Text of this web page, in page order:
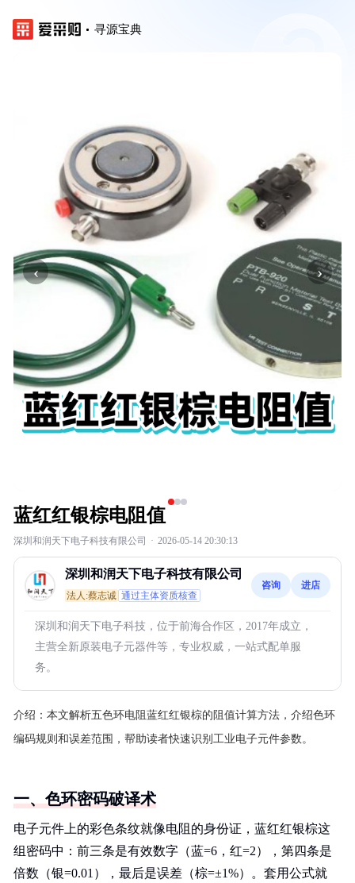
寻源宝典
‹ ›
蓝红红银棕电阻值
深圳和润天下电子科技有限公司 · 2026-05-14 20:30:13
深圳和润天下电子科技有限公司
法人:蔡志诚 通过主体资质核查
咨询 进店
深圳和润天下电子科技，位于前海合作区，2017年成立，
主营全新原装电子元器件等，专业权威，一站式配单服
务。
介绍： 本文解析五色环电阻蓝红红银棕的阻值计算方法，介绍色环
编码规则和误差范围，帮助读者快速识别工业电子元件参数。
一、色环密码破译术
电子元件上的彩色条纹就像电阻的身份证，蓝红红银棕这
组密码中：前三条是有效数字（蓝=6，红=2），第四条是
倍数（银=0.01），最后是误差（棕=±1%）。套用公式就